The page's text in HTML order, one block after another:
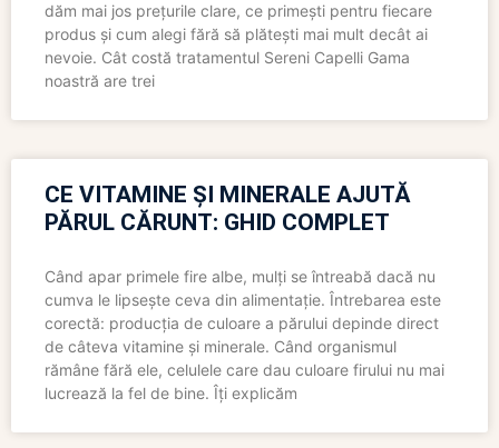
dăm mai jos prețurile clare, ce primești pentru fiecare
produs și cum alegi fără să plătești mai mult decât ai
nevoie. Cât costă tratamentul Sereni Capelli Gama
noastră are trei
CE VITAMINE ȘI MINERALE AJUTĂ
PĂRUL CĂRUNT: GHID COMPLET
Când apar primele fire albe, mulți se întreabă dacă nu
cumva le lipsește ceva din alimentație. Întrebarea este
corectă: producția de culoare a părului depinde direct
de câteva vitamine și minerale. Când organismul
rămâne fără ele, celulele care dau culoare firului nu mai
lucrează la fel de bine. Îți explicăm